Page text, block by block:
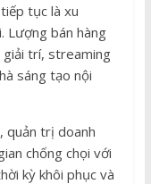
tục là xu
Lượng bán hàng
giải trí, streaming
sáng tạo nội
quản trị doanh
chống chọi với
kỳ khôi phục và